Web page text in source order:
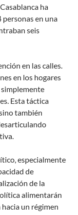
ha
en una
seis
en las calles.
en los hogares
Esta táctica
también
especialmente
de
de la
alimentarán
un régimen